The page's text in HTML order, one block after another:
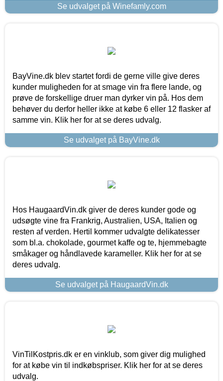
Se udvalget på Winefamly.com
BayVine.dk blev startet fordi de gerne ville give deres
kunder muligheden for at smage vin fra flere lande, og
prøve de forskellige druer man dyrker vin på. Hos dem
behøver du derfor heller ikke at købe 6 eller 12 flasker af
samme vin. Klik her for at se deres udvalg.
Se udvalget på BayVine.dk
Hos HaugaardVin.dk giver de deres kunder gode og
udsøgte vine fra Frankrig, Australien, USA, Italien og
resten af verden. Hertil kommer udvalgte delikatesser
som bl.a. chokolade, gourmet kaffe og te, hjemmebagte
småkager og håndlavede karameller. Klik her for at se
deres udvalg.
Se udvalget på HaugaardVin.dk
VinTilKostpris.dk er en vinklub, som giver dig mulighed
for at købe vin til indkøbspriser. Klik her for at se deres
udvalg.